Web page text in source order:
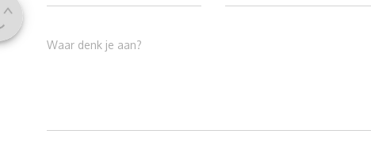
Waar denk je aan?